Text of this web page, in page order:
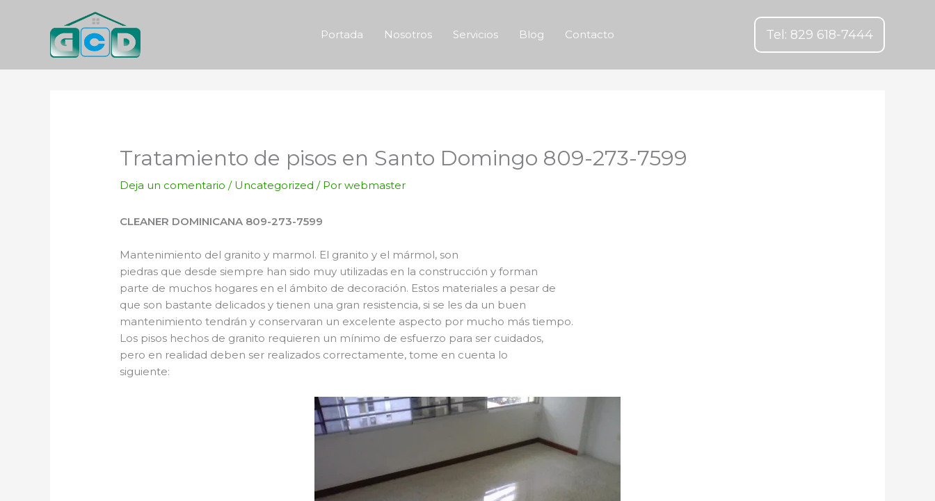
contenido
Portada Nosotros Servicios Blog Contacto Tel: 829 618-7444
Tratamiento de pisos en Santo Domingo 809-273-7599
Deja un comentario / Uncategorized / Porwebmaster
CLEANER DOMINICANA 809-273-7599
Mantenimiento del granito y marmol. El granito y el mármol, son
piedras que desde siempre han sido muy utilizadas en la construcción y forman
parte de muchos hogares en el ámbito de decoración. Estos materiales a pesar de
que son bastante delicados y tienen una gran resistencia, si se les da un buen
mantenimiento tendrán y conservaran un excelente aspecto por mucho más tiempo.
Los pisos hechos de granito requieren un mínimo de esfuerzo para ser cuidados,
pero en realidad deben ser realizados correctamente, tome en cuenta lo
siguiente: